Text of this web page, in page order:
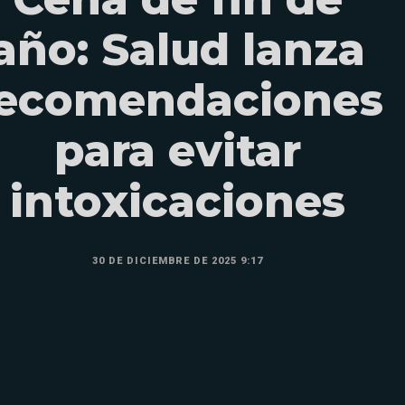
Salud lanza
para evitar
intoxicaciones
30 DE DICIEMBRE DE 2025 9:17